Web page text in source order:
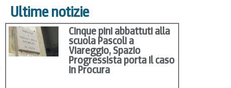
Ultime notizie
Cinque pini abbattuti alla
scuola Pascoli a
Viareggio, Spazio
Progressista porta il caso
in Procura